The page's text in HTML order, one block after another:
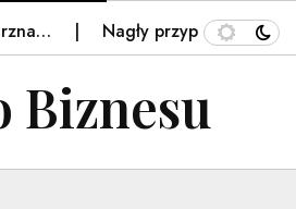
Nagły przypływ turystów
Biznesu